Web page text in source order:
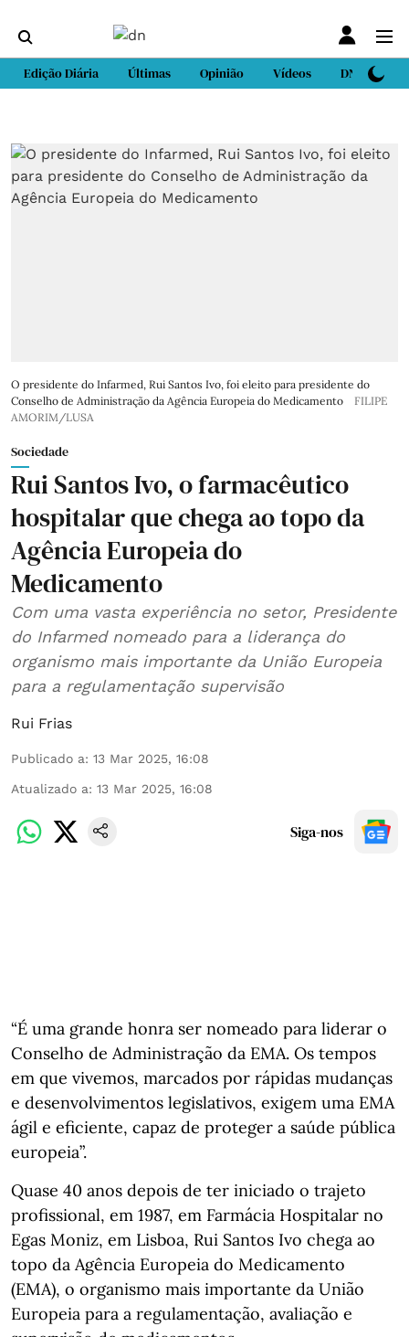
Edição Diária Últimas Opinião Vídeos DN Sport
O presidente do Infarmed, Rui Santos Ivo, foi eleito para presidente do
Conselho de Administração da Agência Europeia do Medicamento
FILIPE
AMORIM/LUSA
Sociedade
Rui Santos Ivo, o farmacêutico
hospitalar que chega ao topo da
Agência Europeia do
Medicamento
Com uma vasta experiência no setor, Presidente
do Infarmed nomeado para a liderança do
organismo mais importante da União Europeia
para a regulamentação supervisão
Rui Frias
Publicado a: 13 Mar 2025, 16:08
Atualizado a: 13 Mar 2025, 16:08
Siga-nos
“É uma grande honra ser nomeado para liderar o
Conselho de Administração da EMA. Os tempos
em que vivemos, marcados por rápidas mudanças
e desenvolvimentos legislativos, exigem uma EMA
ágil e eficiente, capaz de proteger a saúde pública
europeia”.
Quase 40 anos depois de ter iniciado o trajeto
profissional, em 1987, em Farmácia Hospitalar no
Egas Moniz, em Lisboa, Rui Santos Ivo chega ao
topo da Agência Europeia do Medicamento
(EMA), o organismo mais importante da União
Europeia para a regulamentação, avaliação e